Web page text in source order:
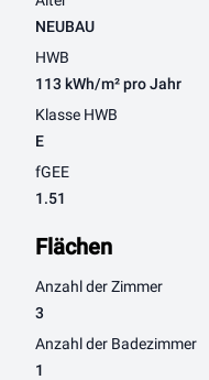
NEUBAU
HWB
113 kWh/m² pro Jahr
Klasse HWB
E
fGEE
1.51
Flächen
Anzahl der Zimmer
3
Anzahl der Badezimmer
1